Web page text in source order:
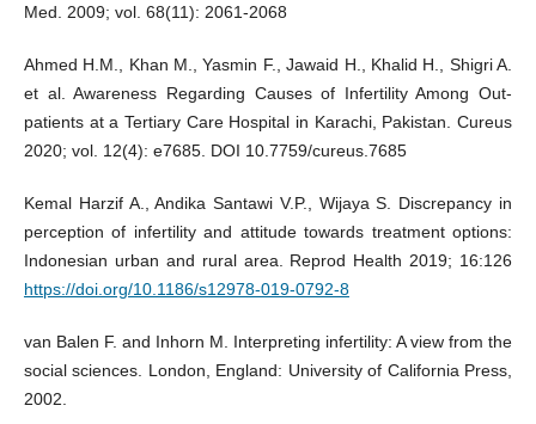
Med. 2009; vol. 68(11): 2061-2068
Ahmed H.M., Khan M., Yasmin F., Jawaid H., Khalid H., Shigri A.
et al. Awareness Regarding Causes of Infertility Among Out-
patients at a Tertiary Care Hospital in Karachi, Pakistan. Cureus
2020; vol. 12(4): e7685. DOI 10.7759/cureus.7685
Kemal Harzif A., Andika Santawi V.P., Wijaya S. Discrepancy in
perception of infertility and attitude towards treatment options:
Indonesian urban and rural area. Reprod Health 2019; 16:126
https://doi.org/10.1186/s12978-019-0792-8
van Balen F. and Inhorn M. Interpreting infertility: A view from the
social sciences. London, England: University of California Press,
2002.